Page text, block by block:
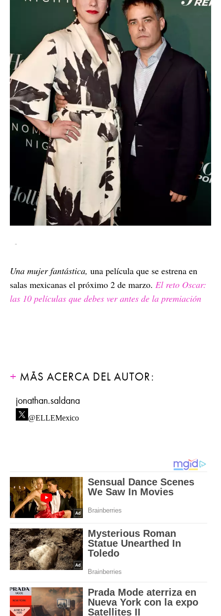
-
Una mujer fantástica, una película que se estrena en
salas mexicanas el próximo 2 de marzo. El reto Oscar:
las 10 películas que debes ver antes de la premiación
MÁS ACERCA DEL AUTOR:
jonathan.saldana
@ELLEMexico